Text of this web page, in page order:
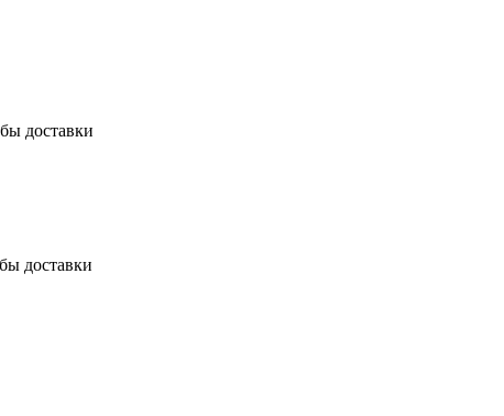
доставки
доставки